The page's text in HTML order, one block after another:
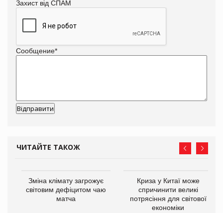
Захист від СПАМ
Сообщение*
ЧИТАЙТЕ ТАКОЖ
Зміна клімату загрожує
світовим дефіцитом чаю
матча
Криза у Китаї може
спричинити великі
потрясіння для світової
економіки